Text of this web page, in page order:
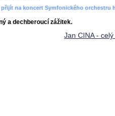
na koncert Symfonického orchestru
a dechberoucí zážitek.
Jan CINA -